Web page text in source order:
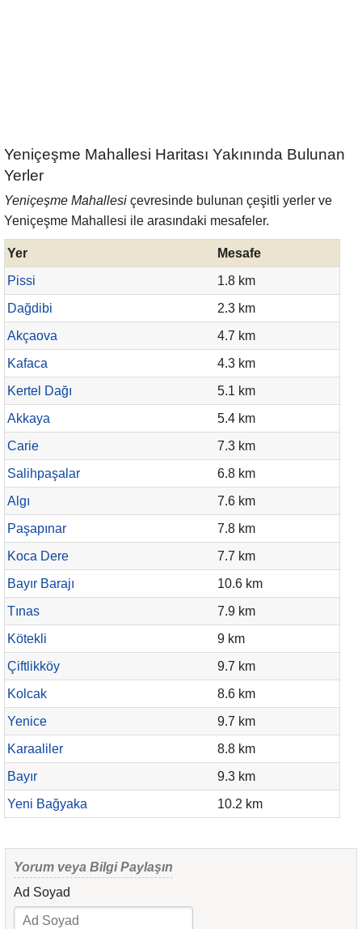
Yeniçeşme Mahallesi Haritası Yakınında Bulunan
Yerler
Yeniçeşme Mahallesi çevresinde bulunan çeşitli yerler ve
Yeniçeşme Mahallesi ile arasındaki mesafeler.
Yer
Mesafe
Pissi
1.8 km
Dağdibi
2.3 km
Akçaova
4.7 km
Kafaca
4.3 km
Kertel Dağı
5.1 km
Akkaya
5.4 km
Carie
7.3 km
Salihpaşalar
6.8 km
Algı
7.6 km
Paşapınar
7.8 km
Koca Dere
7.7 km
Bayır Barajı
10.6 km
Tınas
7.9 km
Kötekli
9 km
Çiftlikköy
9.7 km
Kolcak
8.6 km
Yenice
9.7 km
Karaaliler
8.8 km
Bayır
9.3 km
Yeni Bağyaka
10.2 km
Yorum veya Bilgi Paylaşın
Ad Soyad